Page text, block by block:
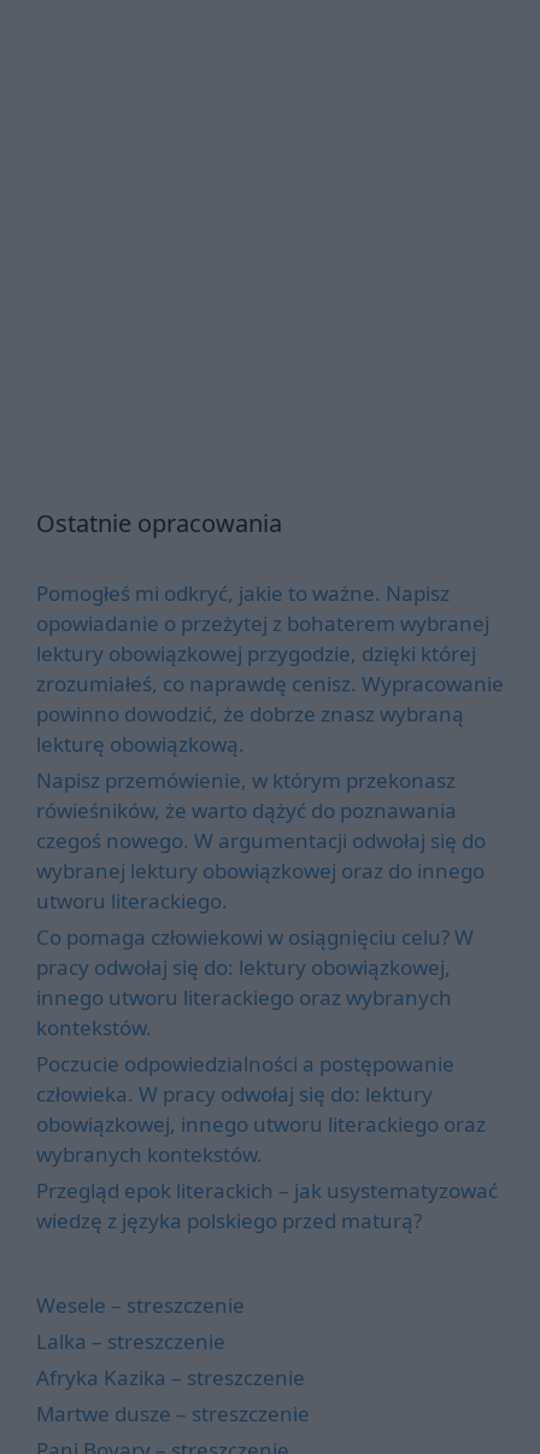
Ostatnie opracowania
Pomogłeś mi odkryć, jakie to ważne. Napisz
opowiadanie o przeżytej z bohaterem wybranej
lektury obowiązkowej przygodzie, dzięki której
zrozumiałeś, co naprawdę cenisz. Wypracowanie
powinno dowodzić, że dobrze znasz wybraną
lekturę obowiązkową.
Napisz przemówienie, w którym przekonasz
rówieśników, że warto dążyć do poznawania
czegoś nowego. W argumentacji odwołaj się do
wybranej lektury obowiązkowej oraz do innego
utworu literackiego.
Co pomaga człowiekowi w osiągnięciu celu? W
pracy odwołaj się do: lektury obowiązkowej,
innego utworu literackiego oraz wybranych
kontekstów.
Poczucie odpowiedzialności a postępowanie
człowieka. W pracy odwołaj się do: lektury
obowiązkowej, innego utworu literackiego oraz
wybranych kontekstów.
Przegląd epok literackich – jak usystematyzować
wiedzę z języka polskiego przed maturą?
Wesele – streszczenie
Lalka – streszczenie
Afryka Kazika – streszczenie
Martwe dusze – streszczenie